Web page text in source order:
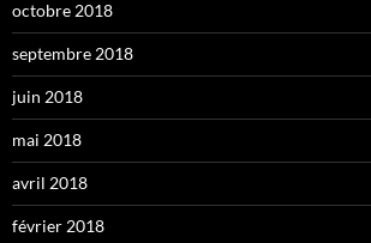
octobre 2018
septembre 2018
juin 2018
mai 2018
avril 2018
février 2018